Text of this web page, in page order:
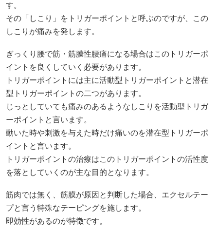
す。
その「しこり」をトリガーポイントと呼ぶのですが、この
しこりが痛みを発します。
ぎっくり腰で筋・筋膜性腰痛になる場合はこのトリガーポ
イントを良くしていく必要があります。
トリガーポイントには主に活動型トリガーポイントと潜在
型トリガーポイントの二つがあります。
じっとしていても痛みのあるようなしこりを活動型トリガ
ーポイントと言います。
動いた時や刺激を与えた時だけ痛いのを潜在型トリガーポ
イントと言います。
トリガーポイントの治療はこのトリガーポイントの活性度
を落としていくのが主な目的となります。
筋肉では無く、筋膜が原因と判断した場合、エクセルテー
プと言う特殊なテーピングを施します。
即効性があるのが特徴です。